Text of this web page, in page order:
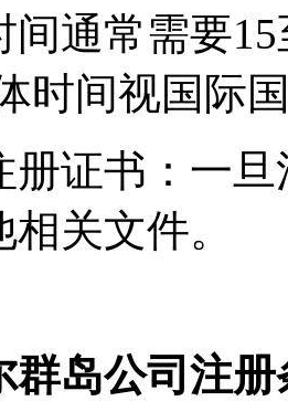
间通常需要
时间视国际
书：一旦
关文件。
岛公司注册